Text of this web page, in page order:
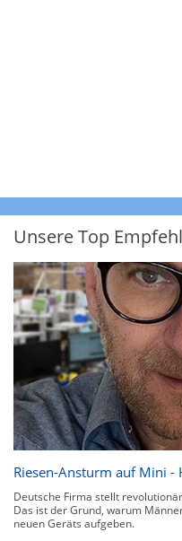
Unsere Top
Riesen-Ansturm auf Mini -
Deutsche Firma stellt
Das ist der Grund, warum
neuen Geräts aufgeben.